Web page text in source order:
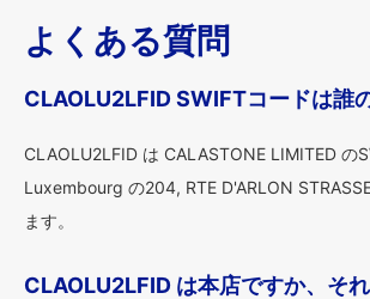
よくある質問
CLAOLU2LFID SWIFTコードは誰
CLAOLU2LFID は CALASTONE LIMITED の
Luxembourg の204, RTE D'ARLON
ます。
CLAOLU2LFID は本店ですか、そ